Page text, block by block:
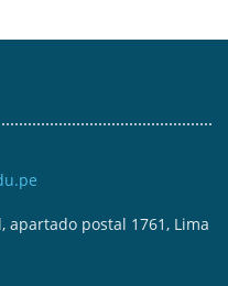
apartado postal 1761, Lima